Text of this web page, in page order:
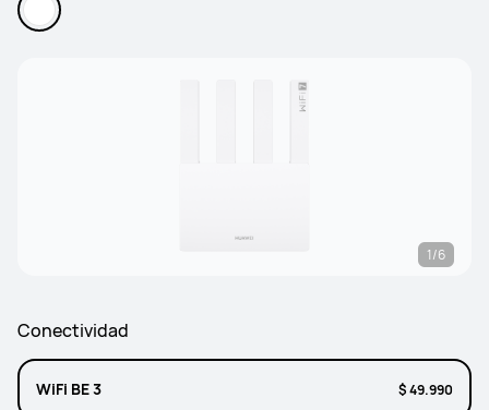
1/6
Conectividad
WiFi BE 3 $ 49.990